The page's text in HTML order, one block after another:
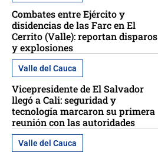
Combates entre Ejército y
disidencias de las Farc en El
Cerrito (Valle): reportan disparos
y explosiones
Valle del Cauca
Vicepresidente de El Salvador
llegó a Cali: seguridad y
tecnología marcaron su primera
reunión con las autoridades
Valle del Cauca